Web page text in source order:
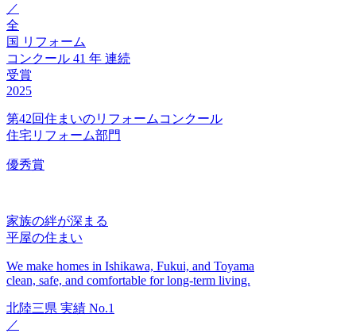
／
全
国 リフォーム
コンクール 41 年 連続
受賞
2025
第42回住まいのリフォームコンクール
住宅リフォーム部門
優秀賞
家族の絆が深まる
平屋の住まい
We make homes in Ishikawa, Fukui, and Toyama
clean, safe, and comfortable for long-term living.
北陸三県 実績 No.1
／